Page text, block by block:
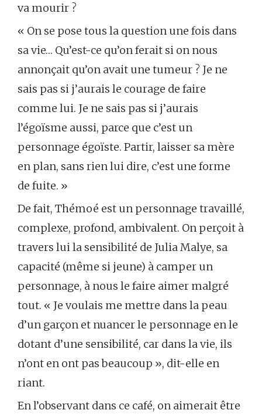
va mourir ?
« On se pose tous la question une fois dans
sa vie… Qu’est-ce qu’on ferait si on nous
annonçait qu’on avait une tumeur ? Je ne
sais pas si j’aurais le courage de faire
comme lui. Je ne sais pas si j’aurais
l’égoïsme aussi, parce que c’est un
personnage égoïste. Partir, laisser sa mère
en plan, sans rien lui dire, c’est une forme
de fuite. »
De fait, Thémoé est un personnage travaillé,
complexe, profond, ambivalent. On perçoit à
travers lui la sensibilité de Julia Malye, sa
capacité (même si jeune) à camper un
personnage, à nous le faire aimer malgré
tout. « Je voulais me mettre dans la peau
d’un garçon et nuancer le personnage en le
dotant d’une sensibilité, car dans la vie, ils
n’ont en ont pas beaucoup », dit-elle en
riant.
En l’observant dans ce café, on aimerait être